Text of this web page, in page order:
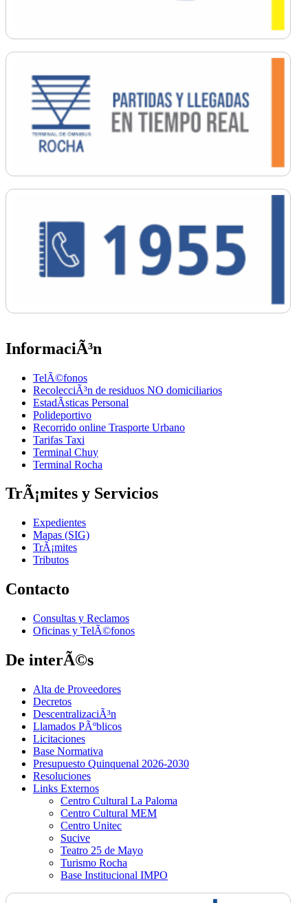
InformaciÃ³n
TelÃ©fonos
RecolecciÃ³n de residuos NO domiciliarios
EstadÃ­sticas Personal
Polideportivo
Recorrido online Trasporte Urbano
Tarifas Taxi
Terminal Chuy
Terminal Rocha
TrÃ¡mites y Servicios
Expedientes
Mapas (SIG)
TrÃ¡mites
Tributos
Contacto
Consultas y Reclamos
Oficinas y TelÃ©fonos
De interÃ©s
Alta de Proveedores
Decretos
DescentralizaciÃ³n
Llamados PÃºblicos
Licitaciones
Base Normativa
Presupuesto Quinquenal 2026-2030
Resoluciones
Links Externos
Centro Cultural La Paloma
Centro Cultural MEM
Centro Unitec
Sucive
Teatro 25 de Mayo
Turismo Rocha
Base Institucional IMPO